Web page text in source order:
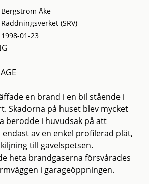
Bergström Åke
Räddningsverket (SRV)
1998-01-23
en brand i en bil stående i
Skadorna på huset blev mycket
berodde i huvudsak på att
av en enkel profilerad plåt,
till gavelspetsen.
heta brandgaserna försvårades
i garageöppningen.